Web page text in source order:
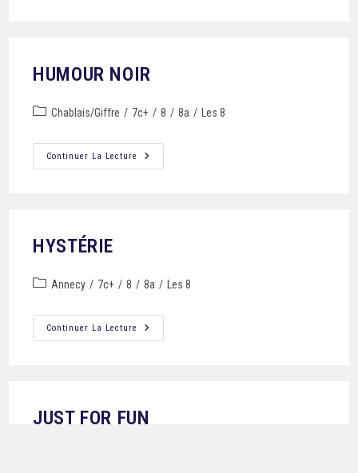
HUMOUR NOIR
Chablais/Giffre / 7c+ / 8 / 8a / Les 8
Continuer La Lecture
HYSTÉRIE
Annecy / 7c+ / 8 / 8a / Les 8
Continuer La Lecture
JUST FOR FUN